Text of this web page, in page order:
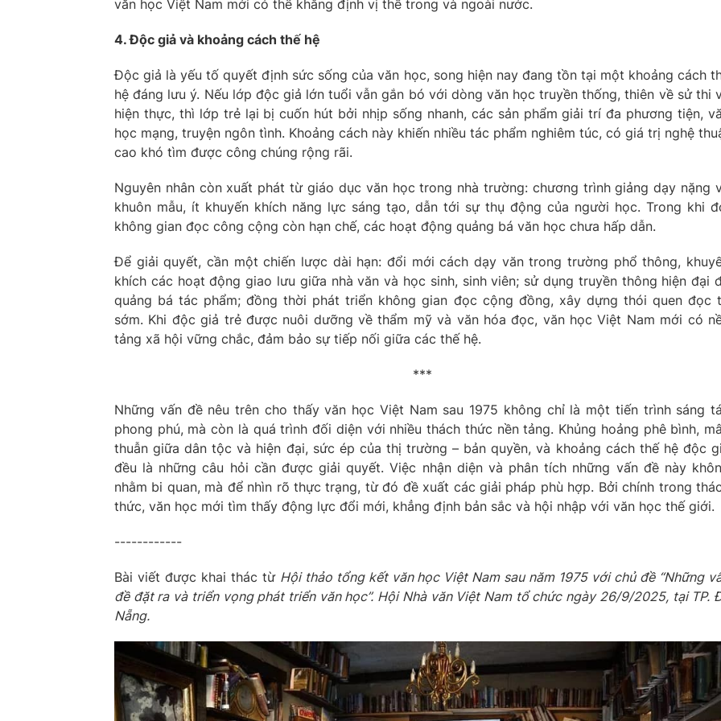
văn học Việt Nam mới có thể khẳng định vị thế trong và ngoài nước.
4. Độc giả và khoảng cách thế hệ
Độc giả là yếu tố quyết định sức sống của văn học, song hiện nay đang tồn tại một khoảng cách
hệ đáng lưu ý. Nếu lớp độc giả lớn tuổi vẫn gắn bó với dòng văn học truyền thống, thiên về sử thi
hiện thực, thì lớp trẻ lại bị cuốn hút bởi nhịp sống nhanh, các sản phẩm giải trí đa phương tiện,
học mạng, truyện ngôn tình. Khoảng cách này khiến nhiều tác phẩm nghiêm túc, có giá trị nghệ
cao khó tìm được công chúng rộng rãi.
Nguyên nhân còn xuất phát từ giáo dục văn học trong nhà trường: chương trình giảng dạy nặng
khuôn mẫu, ít khuyến khích năng lực sáng tạo, dẫn tới sự thụ động của người học. Trong khi
không gian đọc công cộng còn hạn chế, các hoạt động quảng bá văn học chưa hấp dẫn.
Để giải quyết, cần một chiến lược dài hạn: đổi mới cách dạy văn trong trường phổ thông,
khích các hoạt động giao lưu giữa nhà văn và học sinh, sinh viên; sử dụng truyền thông hiện đại
quảng bá tác phẩm; đồng thời phát triển không gian đọc cộng đồng, xây dựng thói quen đọc
sớm. Khi độc giả trẻ được nuôi dưỡng về thẩm mỹ và văn hóa đọc, văn học Việt Nam mới có
tảng xã hội vững chắc, đảm bảo sự tiếp nối giữa các thế hệ.
***
Những vấn đề nêu trên cho thấy văn học Việt Nam sau 1975 không chỉ là một tiến trình sáng
phong phú, mà còn là quá trình đối diện với nhiều thách thức nền tảng. Khủng hoảng phê bình,
thuẫn giữa dân tộc và hiện đại, sức ép của thị trường – bản quyền, và khoảng cách thế hệ độc
đều là những câu hỏi cần được giải quyết. Việc nhận diện và phân tích những vấn đề này
nhằm bi quan, mà để nhìn rõ thực trạng, từ đó đề xuất các giải pháp phù hợp. Bởi chính trong
thức, văn học mới tìm thấy động lực đổi mới, khẳng định bản sắc và hội nhập với văn học thế giới.
------------
Bài viết được khai thác từ Hội thảo tổng kết văn học Việt Nam sau năm 1975 với chủ đề “Những
đề đặt ra và triển vọng phát triển văn học”. Hội Nhà văn Việt Nam tổ chức ngày 26/9/2025, tại TP.
Nẵng.